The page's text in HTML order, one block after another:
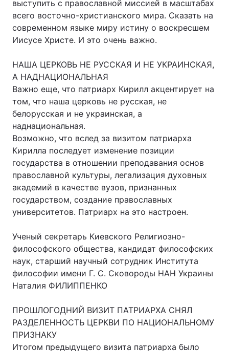
выступить с православной миссией в масштабах
всего восточно-христианского мира. Сказать на
современном языке миру истину о воскресшем
Иисусе Христе. И это очень важно.
НАША ЦЕРКОВЬ НЕ РУССКАЯ И НЕ УКРАИНСКАЯ,
А НАДНАЦИОНАЛЬНАЯ
Важно еще, что патриарх Кирилл акцентирует на
том, что наша церковь не русская, не
белорусская и не украинская, а
наднациональная.
Возможно, что вслед за визитом патриарха
Кирилла последует изменение позиции
государства в отношении преподавания основ
православной культуры, легализация духовных
академий в качестве вузов, признанных
государством, создание православных
университетов. Патриарх на это настроен.
Ученый секретарь Киевского Религиозно-
философского общества, кандидат философских
наук, старший научный сотрудник Института
философии имени Г. С. Сковороды НАН Украины
Наталия ФИЛИППЕНКО
ПРОШЛОГОДНИЙ ВИЗИТ ПАТРИАРХА СНЯЛ
РАЗДЕЛЕННОСТЬ ЦЕРКВИ ПО НАЦИОНАЛЬНОМУ
ПРИЗНАКУ
Итогом предыдущего визита патриарха было